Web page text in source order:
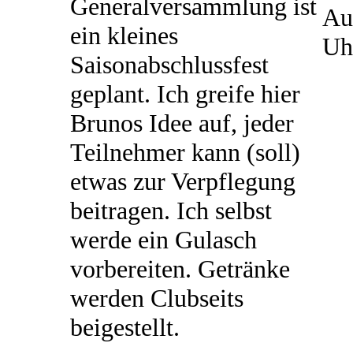
Generalversammlung ist
ein kleines
Saisonabschlussfest
geplant. Ich greife hier
Brunos Idee auf, jeder
Teilnehmer kann (soll)
etwas zur Verpflegung
beitragen. Ich selbst
werde ein Gulasch
vorbereiten. Getränke
werden Clubseits
beigestellt.